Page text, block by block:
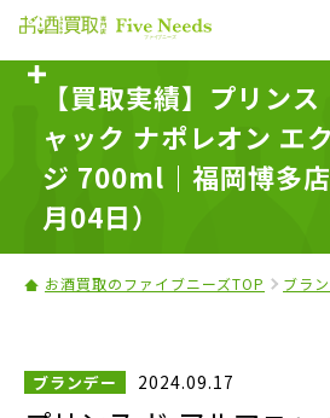
【買取実績】プリン
ャック ナポレオン エ
ジ 700ml｜福岡博多
月04日）
お酒買取のファイブニーズTOP ブラ
ブランデー 2024.09.17